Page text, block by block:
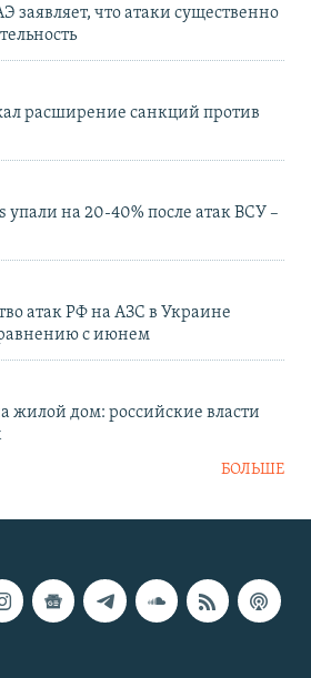
заявляет, что атаки существенно
расширение санкций против
на 20-40% после атак ВСУ –
атак РФ на АЗС в Украине
с июнем
жилой дом: российские власти
БОЛЬШЕ